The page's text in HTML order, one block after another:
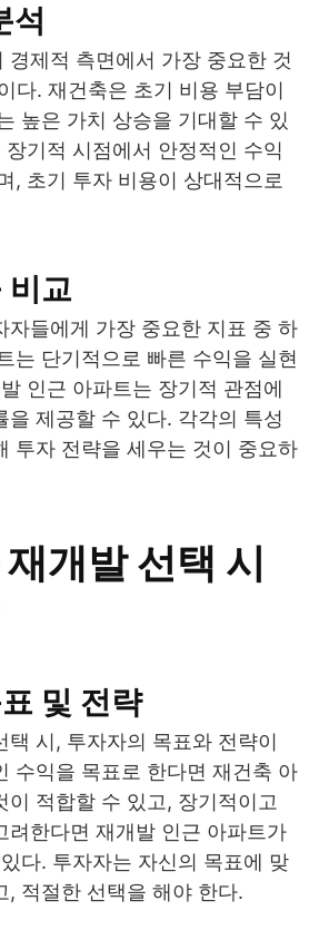
석
경제적 측면에서 가장 중요한 것
다. 재건축은 초기 비용 부담이
높은 가치 상승을 기대할 수 있
기적 시점에서 안정적인 수익
, 초기 투자 비용이 상대적으로
비교
자들에게 가장 중요한 지표 중 하
는 단기적으로 빠른 수익을 실현
인근 아파트는 장기적 관점에
을 제공할 수 있다. 각각의 특성
투자 전략을 세우는 것이 중요하
개발 선택 시
및 전략
택 시, 투자자의 목표와 전략이
수익을 목표로 한다면 재건축 아
이 적합할 수 있고, 장기적이고
려한다면 재개발 인근 아파트가
다. 투자자는 자신의 목표에 맞
, 적절한 선택을 해야 한다.